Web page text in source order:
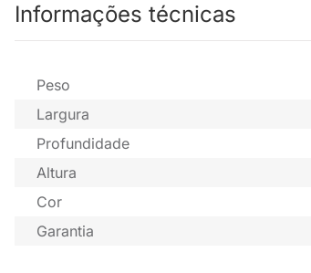
Informações técnicas
Peso
Largura
Profundidade
Altura
Cor
Garantia